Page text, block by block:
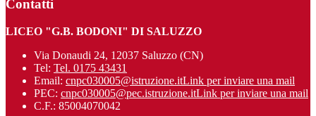
Contatti
LICEO "G.B. BODONI" DI SALUZZO
Via Donaudi 24, 12037 Saluzzo (CN)
Tel: Tel. 0175 43431
Email: cnpc030005@istruzione.itLink per inviare una mail
PEC: cnpc030005@pec.istruzione.itLink per inviare una mail
C.F.: 85004070042